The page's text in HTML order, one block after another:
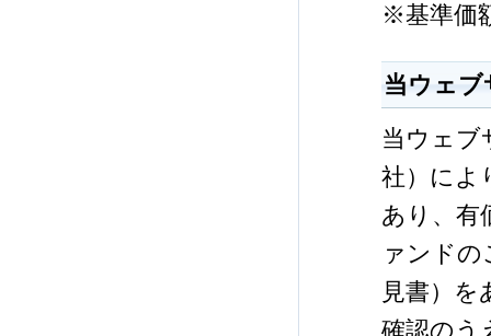
※基準価
当ウェ
当ウェブ
社）によ
あり、有
ァンドの
見書）
確認のう